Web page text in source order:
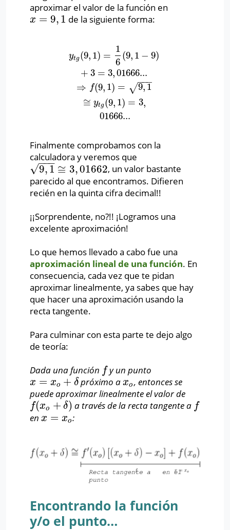
aproximar el valor de la función en
x = 9, 1
x= 9, 1 de la siguiente forma:
ytg (9, 1) =
1
6
(9, 1 − 9)
+ 3 = 3, 01666...
⇒ f(9, 1) = 9, 1
−−
−
√
≅ ytg (9, 1) = 3,
01666...
6(9,1−9 )+3 =3 01666...⇒ f(9
Finalmente comprobamos con la
calculadora y veremos que
9, 1
−−
−
√ ≅ 3,01662
9,1≅ 3 01662
, un valor bastante
parecido al que encontramos. Difieren
recién en la quinta cifra decimal!!
¡¡Sorprendente, no?!! ¡Logramos una
excelente aproximación!
Lo que hemos llevado a cabo fue una
aproximación lineal de una función. En
consecuencia, cada vez que te pidan
aproximar linealmente, ya sabes que hay
que hacer una aproximación usando la
recta tangente.
Para culminar con esta parte te dejo algo
de teoría:
Dada una función f
f y un punto
x = xo + δ
x= xo +δ próximo axo
xo, entonces se
puede aproximar linealmente el valor de
f(xo + δ)
f(xo+ δ) a través de la recta tangente a f
f
en x = xo
x= xo :
Encontrando la función
y/o el punto…